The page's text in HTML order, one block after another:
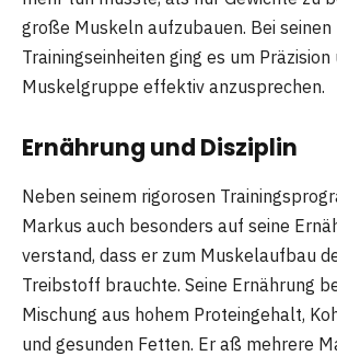
große Muskeln aufzubauen. Bei seinen
Trainingseinheiten ging es um
Muskelgruppe effektiv anzusprechen.
Ernährung und Disziplin
Neben seinem rigorosen
Markus auch besonders auf seine
verstand, dass er zum Muskelaufbau
Treibstoff brauchte. Seine Ernährung
Mischung aus hohem Proteingehalt,
und gesunden Fetten. Er aß mehrere